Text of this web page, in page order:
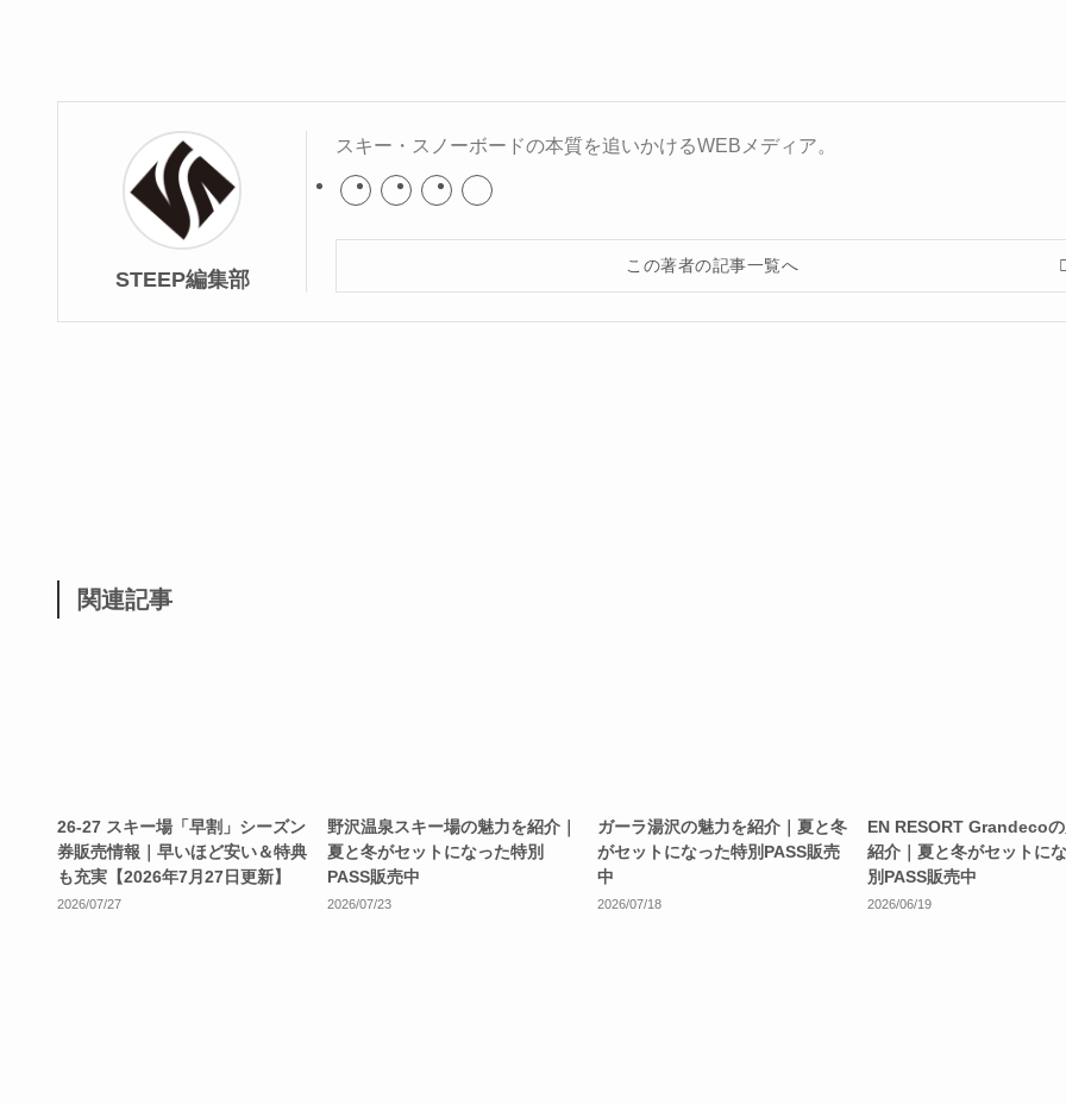
STEEP編集部
スキー・スノーボードの本質を追いかけるWEBメディア。
この著者の記事一覧へ
関連記事
26-27 スキー場「早割」シーズン
券販売情報｜早いほど安い＆特典
も充実【2026年7月27日更新】
2026/07/27
野沢温泉スキー場の魅力を紹介｜
夏と冬がセットになった特別
PASS販売中
2026/07/23
ガーラ湯沢の魅力を紹介｜夏と冬
がセットになった特別PASS販売
中
2026/07/18
EN RESORT Grandeco
紹介｜夏と冬がセットに
別PASS販売中
2026/06/19